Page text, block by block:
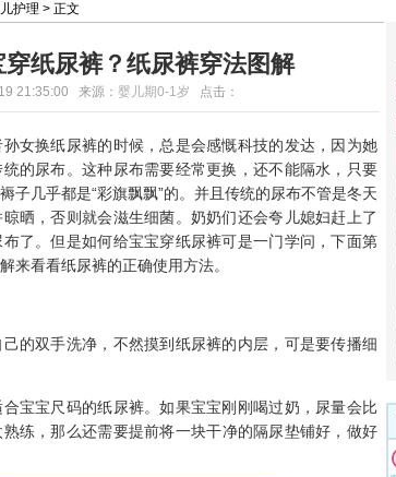
护理 > 正文
纸尿裤？纸尿裤穿法图解
21:35:00 来源： 婴儿期0-1岁 点击：
换纸尿裤的时候，总是会感慨科技的发达，因为她
的尿布。这种尿布需要经常更换，还不能隔水，只要
子几乎都是“彩旗飘飘”的。并且传统的尿布不管是冬天
晒，否则就会滋生细菌。奶奶们还会夸儿媳妇赶上了
了。但是如何给宝宝穿纸尿裤可是一门学问，下面第
来看看纸尿裤的正确使用方法。
双手洗净，不然摸到纸尿裤的内层，可是要传播细
宝尺码的纸尿裤。如果宝宝刚刚喝过奶，尿量会比
熟练，那么还需要提前将一块干净的隔尿垫铺好，做好